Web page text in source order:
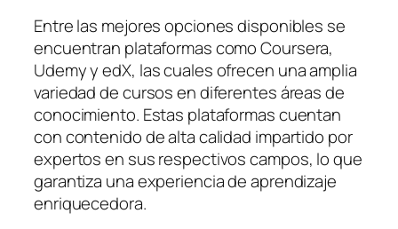
Entre las mejores opciones disponibles se
encuentran plataformas como Coursera,
Udemy y edX, las cuales ofrecen una amplia
variedad de cursos en diferentes áreas de
conocimiento. Estas plataformas cuentan
con contenido de alta calidad impartido por
expertos en sus respectivos campos, lo que
garantiza una experiencia de aprendizaje
enriquecedora.